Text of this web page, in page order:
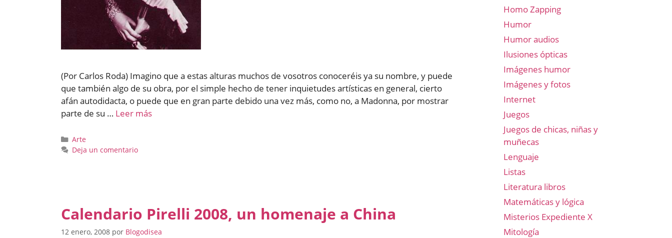
(Por Carlos Roda) Imagino que a estas alturas muchos de vosotros conoceréis ya su nombre, y puede
que también algo de su obra, por el simple hecho de tener inquietudes artísticas en general, cierto
afán autodidacta, o puede que en gran parte debido una vez más, como no, a Madonna, por mostrar
parte de su … Leer más
Categorías
Arte
Deja un comentario
Calendario Pirelli 2008, un homenaje a China
12 enero, 2008 por Blogodisea
Homo Zapping
Humor
Humor audios
Ilusiones ópticas
Imágenes humor
Imágenes y fotos
Internet
Juegos
Juegos de chicas, niñas y
muñecas
Lenguaje
Listas
Literatura libros
Matemáticas y lógica
Misterios Expediente X
Mitología